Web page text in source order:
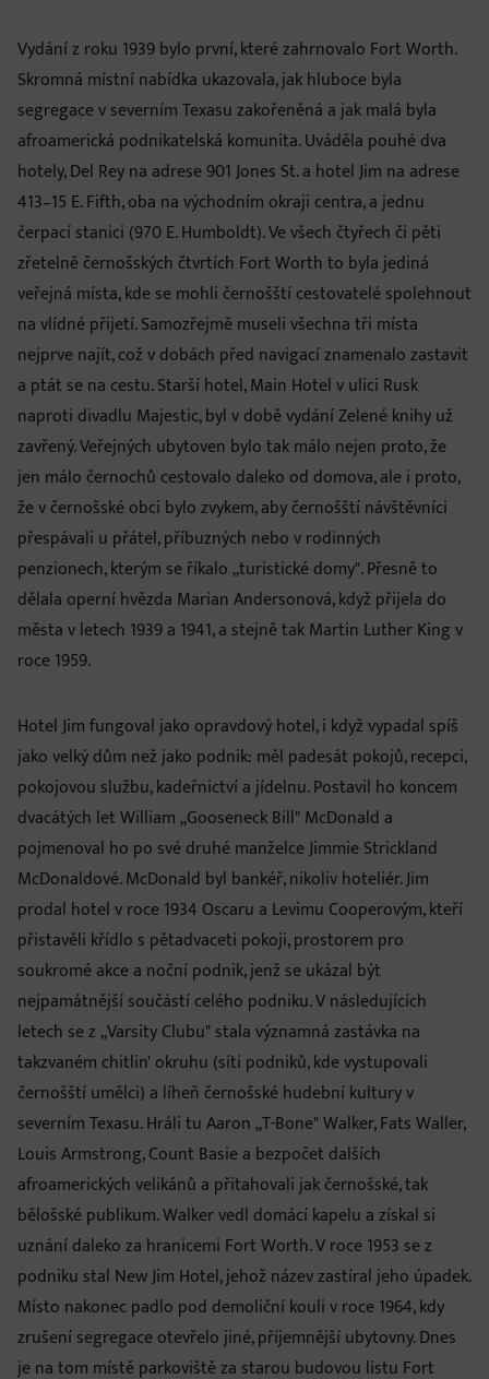
Vydání z roku 1939 bylo první, které zahrnovalo Fort Worth.
Skromná místní nabídka ukazovala, jak hluboce byla
segregace v severním Texasu zakořeněná a jak malá byla
afroamerická podnikatelská komunita. Uváděla pouhé dva
hotely, Del Rey na adrese 901 Jones St. a hotel Jim na adrese
413–15 E. Fifth, oba na východním okraji centra, a jednu
čerpací stanici (970 E. Humboldt). Ve všech čtyřech či pěti
zřetelně černošských čtvrtích Fort Worth to byla jediná
veřejná místa, kde se mohli černošští cestovatelé spolehnout
na vlídné přijetí. Samozřejmě museli všechna tři místa
nejprve najít, což v dobách před navigací znamenalo zastavit
a ptát se na cestu. Starší hotel, Main Hotel v ulici Rusk
naproti divadlu Majestic, byl v době vydání Zelené knihy už
zavřený. Veřejných ubytoven bylo tak málo nejen proto, že
jen málo černochů cestovalo daleko od domova, ale i proto,
že v černošské obci bylo zvykem, aby černošští návštěvníci
přespávali u přátel, příbuzných nebo v rodinných
penzionech, kterým se říkalo „turistické domy". Přesně to
dělala operní hvězda Marian Andersonová, když přijela do
města v letech 1939 a 1941, a stejně tak Martin Luther King v
roce 1959.
Hotel Jim fungoval jako opravdový hotel, i když vypadal spíš
jako velký dům než jako podnik: měl padesát pokojů, recepci,
pokojovou službu, kadeřnictví a jídelnu. Postavil ho koncem
dvacátých let William „Gooseneck Bill" McDonald a
pojmenoval ho po své druhé manželce Jimmie Strickland
McDonaldové. McDonald byl bankéř, nikoliv hoteliér. Jim
prodal hotel v roce 1934 Oscaru a Levimu Cooperovým, kteří
přistavěli křídlo s pětadvaceti pokoji, prostorem pro
soukromé akce a noční podnik, jenž se ukázal být
nejpamátnější součástí celého podniku. V následujících
letech se z „Varsity Clubu" stala významná zastávka na
takzvaném chitlin' okruhu (síti podniků, kde vystupovali
černošští umělci) a líheň černošské hudební kultury v
severním Texasu. Hráli tu Aaron „T-Bone" Walker, Fats Waller,
Louis Armstrong, Count Basie a bezpočet dalších
afroamerických velikánů a přitahovali jak černošské, tak
bělošské publikum. Walker vedl domácí kapelu a získal si
uznání daleko za hranicemi Fort Worth. V roce 1953 se z
podniku stal New Jim Hotel, jehož název zastíral jeho úpadek.
Místo nakonec padlo pod demoliční kouli v roce 1964, kdy
zrušení segregace otevřelo jiné, příjemnější ubytovny. Dnes
je na tom místě parkoviště za starou budovou listu Fort